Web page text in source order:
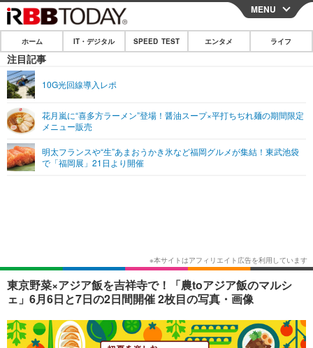
CLOSE
ホーム
IT・デジタル
ネタ
ショッピング その他
SPEED TEST
エンタメ
エンタメTOP
ショッピング その他
ライフ
MENU
ホーム IT・デジタル SPEED TEST エンタメ ライフ
注目記事
10G光回線導入レポ
花月嵐に“喜多方ラーメン”登場！醤油スープ×平打ちぢれ麺の期間限定
メニュー販売
明太フランスや“生”あまおうかき氷など福岡グルメが集結！東武池袋
で「福岡展」21日より開催
東京野菜×アジア飯を吉祥寺で！「農toアジア飯のマルシ
ェ」6月6日と7日の2日間開催 2枚目の写真・画像